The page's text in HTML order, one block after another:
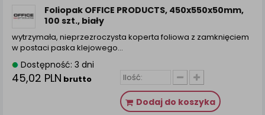
Foliopak OFFICE PRODUCTS, 450x550x50mm,
100 szt., biały
wytrzymała, nieprzezroczysta koperta foliowa z zamknięciem
w postaci paska klejowego…
Dostępność: 3 dni
45,02 PLN brutto
Dodaj do koszyka